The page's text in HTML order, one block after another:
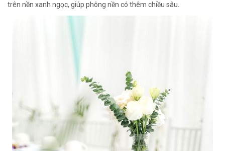
trên nền xanh ngọc, giúp phông nền có thêm chiều sâu.